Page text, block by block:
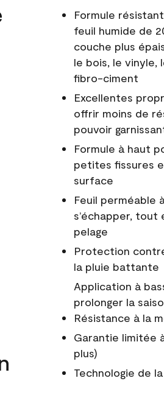
Formule
feuil humide de
couche plus
le bois, le vinyle,
fibro-ciment
Excellentes
offrir moins de
pouvoir
Formule à haut
petites fissures
surface
Feuil perméable
s’échapper, tout
pelage
Protection
la pluie battante
Application à
prolonger la
Résistance à la
Garantie limitée
plus)
Technologie de